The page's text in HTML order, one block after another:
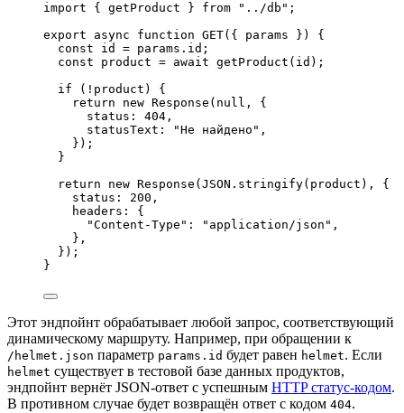
import { getProduct } from " ../db " ;
export
async function GET( { params } )
{
const id = params . id ;
const product = await getProduct ( id );
if ( ! product ) {
return
new Response ( null ,
{
status: 404 ,
statusText:
"Не найдено " ,
});
}
return
new Response ( JSON . stringify( product ) ,
{
status: 200 ,
headers: {
"Content-Type " : " application/json " ,
} ,
});
}
Этот эндпойнт обрабатывает любой запрос, соответствующий
динамическому маршруту. Например, при обращении к
/helmet.json параметр params.id будет равен helmet. Если
helmet существует в тестовой базе данных продуктов,
эндпойнт вернёт JSON-ответ с успешным HTTP статус-кодом.
В противном случае будет возвращён ответ с кодом 404.